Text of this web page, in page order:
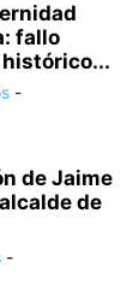
fallo
-
de Jaime
de
-